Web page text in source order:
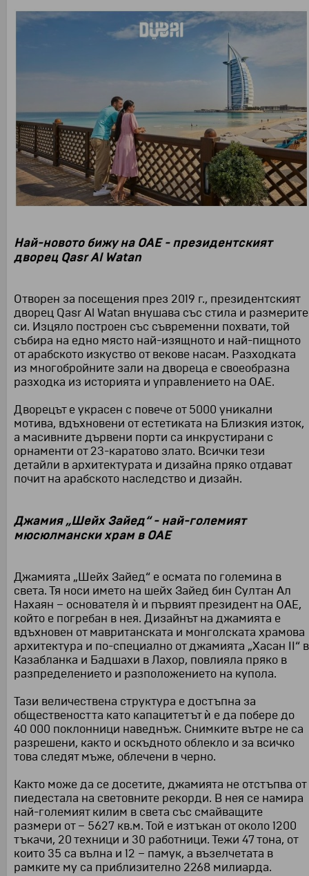
Най-новото бижу на ОАЕ - президентският
дворец Qasr Al Watan
Отворен за посещения през 2019 г., президентският
дворец Qasr Al Watan внушава със стила и размерите
си. Изцяло построен със съвременни похвати, той
събира на едно място най-изящното и най-пищното
от арабското изкуство от векове насам. Разходката
из многобройните зали на двореца е своеобразна
разходка из историята и управлението на ОАЕ.
Дворецът е украсен с повече от 5000 уникални
мотива, вдъхновени от естетиката на Близкия изток,
а масивните дървени порти са инкрустирани с
орнаменти от 23-каратово злато. Всички тези
детайли в архитектурата и дизайна пряко отдават
почит на арабското наследство и дизайн.
Джамия „Шейх Зайед“ - най-големият
мюсюлмански храм в ОАЕ
Джамията „Шейх Зайед“ е осмата по големина в
света. Тя носи името на шейх Зайед бин Султан Ал
Нахаян – основателя ѝ и първият президент на ОАЕ,
който е погребан в нея. Дизайнът на джамията е
вдъхновен от мавританската и монголската храмова
архитектура и по-специално от джамията „Хасан II“ в
Казабланка и Бадшахи в Лахор, повлияла пряко в
разпределението и разположението на купола.
Тази величествена структура е достъпна за
обществеността като капацитетът ѝ е да побере до
40 000 поклонници наведнъж. Снимките вътре не са
разрешени, както и оскъдното облекло и за всичко
това следят мъже, облечени в черно.
Както може да се досетите, джамията не отстъпва от
пиедестала на световните рекорди. В нея се намира
най-големият килим в света със смайващите
размери от – 5627 кв.м. Той е изтъкан от около 1200
тъкачи, 20 техници и 30 работници. Тежи 47 тона, от
които 35 са вълна и 12 – памук, а възелчетата в
рамките му са приблизително 2268 милиарда.